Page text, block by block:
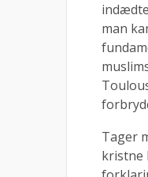
man
Tager
kristne